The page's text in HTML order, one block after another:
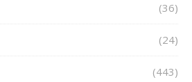
(36)
(24)
(443)